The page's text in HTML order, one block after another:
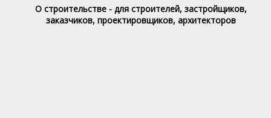
О строительстве - для строителей, застройщиков,
заказчиков, проектировщиков, архитекторов